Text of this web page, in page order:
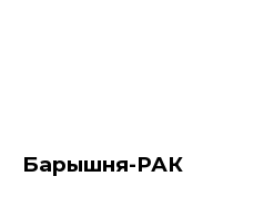
Барышня-РАК